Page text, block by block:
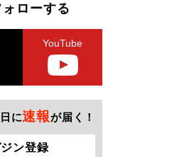
ローする
YouTube
に速報が届く！
ン登録